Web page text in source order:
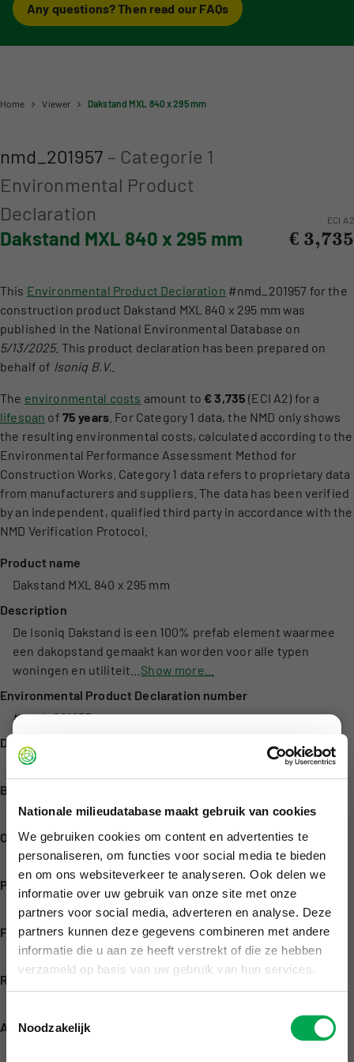
Nationale milieudatabase maakt gebruik van cookies
We gebruiken cookies om content en advertenties te
personaliseren, om functies voor social media te bieden
en om ons websiteverkeer te analyseren. Ook delen we
informatie over uw gebruik van onze site met onze
partners voor social media, adverteren en analyse. Deze
partners kunnen deze gegevens combineren met andere
informatie die u aan ze heeft verstrekt of die ze hebben
verzameld op basis van uw gebruik van hun services.
Noodzakelijk
Example projects
Information for data users
Environmental impact categories
Recognised LCA experts
Category 3 data
Non-Dutch LCAs and EPDs in the NMD
Contact
Feedback
Rates
Press information Nationale Milieudatabase
Ask a question
Any questions? Then read our FAQs
Home Viewer Dakstand MXL 840 x 295 mm
nmd_201957 – Categorie 1
Environmental Product
Declaration
Dakstand MXL 840 x 295 mm
ECI A2
€ 3,735
This Environmental Product Declaration #nmd_201957 for the
construction product Dakstand MXL 840 x 295 mm was
published in the National Environmental Database on
5/13/2025. This product declaration has been prepared on
behalf of Isoniq B.V.
The environmental costs amount to € 3,735 (ECI A2) for a
lifespan of 75 years . For Category 1 data, the NMD only shows
the resulting environmental costs, calculated according to the
Environmental Performance Assessment Method for
Construction Works. Category 1 data refers to proprietary data
from manufacturers and suppliers. The data has been verified
by an independent, qualified third party in accordance with the
NMD Verification Protocol.
Product name
Dakstand MXL 840 x 295 mm
Description
De Isoniq Dakstand is een 100% prefab element waarmee
een dakopstand gemaakt kan worden voor alle typen
woningen en utiliteit… Show more...
Environmental Product Declaration number
#nmd_201957
Declaration category
Categorie 1
Brand
Isoniq
Owner
Isoniq B.V.
Publication date of Environmental Product Declaration
May 13, 2025
Functional unit
1 m
Representative lifespan
Area(s) of application
Nationale Milieudatabase. Deze milieuverklaringen
worden onder andere gebruikt in rekeninstrumenten
voor het berekenen van de MPG (Milieu Prestatie
Gebouwen) en MKI (Milieu Kosten Indicator).
De viewer is niet bedoeld voor het maken van
MPG/MKI berekeningen of het vergelijken van
producten. Vergelijking van verschillende
materiaalkeuzes is pas zinvol op bouwwerkniveau,
omdat dan pas met de juiste verhoudingen en
hoeveelheden wordt gerekend. Hiervoor verwijzen